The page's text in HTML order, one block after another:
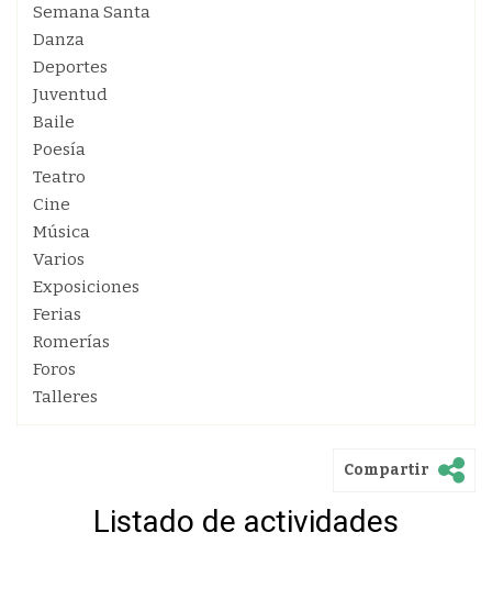
Semana Santa
Danza
Deportes
Juventud
Baile
Poesía
Teatro
Cine
Música
Varios
Exposiciones
Ferias
Romerías
Foros
Talleres
Compartir
Listado de actividades